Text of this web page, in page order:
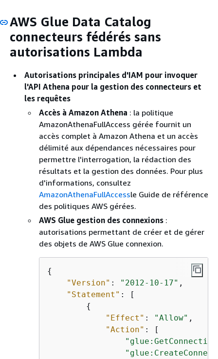
AWS Glue Data Catalog
connecteurs fédérés sans
autorisations Lambda
Autorisations principales d'IAM pour invoquer
l'API Athena pour la gestion des connecteurs et
les requêtes
Accès à Amazon Athena : la politique
AmazonAthenaFullAccess gérée fournit un
accès complet à Amazon Athena et un accès
délimité aux dépendances nécessaires pour
permettre l'interrogation, la rédaction des
résultats et la gestion des données. Pour plus
d'informations, consultez
AmazonAthenaFullAccessle Guide de référence
des politiques AWS gérées.
AWS Glue gestion des connexions :
autorisations permettant de créer et de gérer
des objets de AWS Glue connexion.
{
"Version" : "2012-10-17" ,
"Statement" : [
{
"Effect" : "Allow" ,
"Action" : [